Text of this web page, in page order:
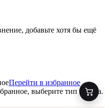
добавьте хотя бы ещё
Перейти в избранное
выберите тип товара.